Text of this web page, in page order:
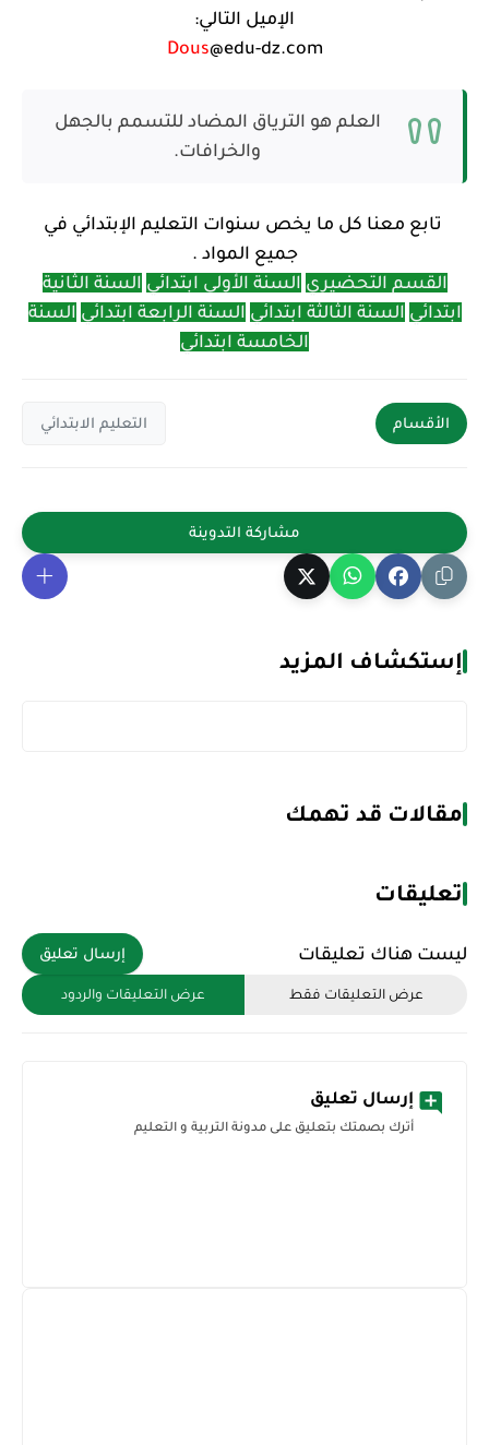
الإميل التالي:
Dous@edu-dz.com
العلم هو الترياق المضاد للتسمم بالجهل
والخرافات.
تابع معنا كل ما يخص سنوات التعليم الإبتدائي في
جميع المواد .
القسم التحضيري السنة الأولى ابتدائي السنة الثانية
ابتدائي السنة الثالثة ابتدائي السنة الرابعة ابتدائي السنة
الخامسة ابتدائي
الأقسام التعليم الابتدائي
إستكشاف المزيد
مقالات قد تهمك
تعليقات
ليست هناك تعليقات إرسال تعليق
عرض التعليقات فقط عرض التعليقات والردود
إرسال تعليق
أترك بصمتك بتعليق على مدونة التربية و التعليم